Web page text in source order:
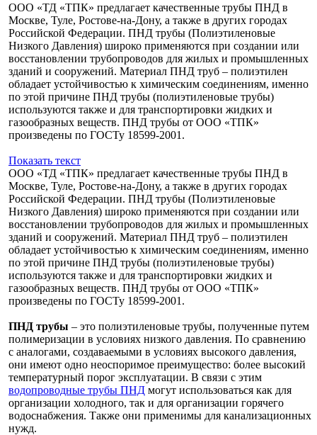
ООО «ТД «ТПК» предлагает качественные трубы ПНД в
Москве, Туле, Ростове-на-Дону, а также в других городах
Российской Федерации. ПНД трубы (Полиэтиленовые
Низкого Давления) широко применяются при создании или
восстановлении трубопроводов для жилых и промышленных
зданий и сооружений. Материал ПНД труб – полиэтилен
обладает устойчивостью к химическим соединениям, именно
по этой причине ПНД трубы (полиэтиленовые трубы)
используются также и для транспортировки жидких и
газообразных веществ. ПНД трубы от ООО «ТПК»
произведены по ГОСТу 18599-2001.
Показать текст
ООО «ТД «ТПК» предлагает качественные трубы ПНД в
Москве, Туле, Ростове-на-Дону, а также в других городах
Российской Федерации. ПНД трубы (Полиэтиленовые
Низкого Давления) широко применяются при создании или
восстановлении трубопроводов для жилых и промышленных
зданий и сооружений. Материал ПНД труб – полиэтилен
обладает устойчивостью к химическим соединениям, именно
по этой причине ПНД трубы (полиэтиленовые трубы)
используются также и для транспортировки жидких и
газообразных веществ. ПНД трубы от ООО «ТПК»
произведены по ГОСТу 18599-2001.
ПНД трубы – это полиэтиленовые трубы, полученные путем
полимеризации в условиях низкого давления. По сравнению
с аналогами, создаваемыми в условиях высокого давления,
они имеют одно неоспоримое преимущество: более высокий
температурный порог эксплуатации. В связи с этим
водопроводные трубы ПНД могут использоваться как для
организации холодного, так и для организации горячего
водоснабжения. Также они применимы для канализационных
нужд.